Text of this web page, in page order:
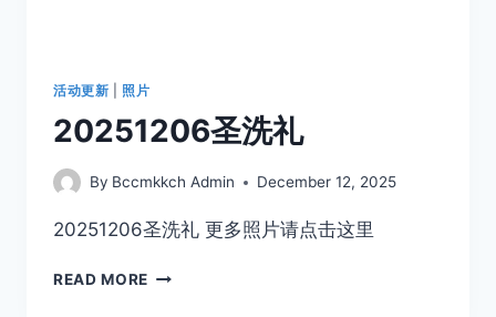
活动更新 照片
20251206圣洗礼
By Bccmkkch Admin December 12, 2025
20251206圣洗礼 更多照片请点击这里
READ MORE